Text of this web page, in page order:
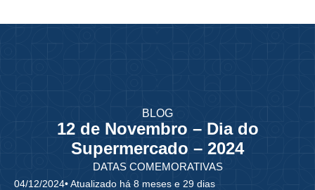
BLOG
12 de Novembro – Dia do
Supermercado – 2024
DATAS COMEMORATIVAS
04/12/2024• Atualizado há 8 meses e 29 dias